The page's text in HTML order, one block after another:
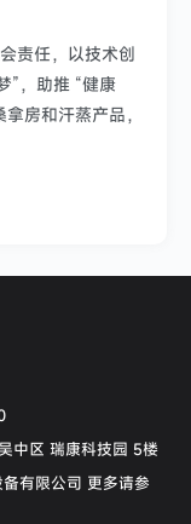
责任，以技术创
”，助推 “健康
房和汗蒸产品，
中区 瑞康科技园 5楼
有限公司 更多请参